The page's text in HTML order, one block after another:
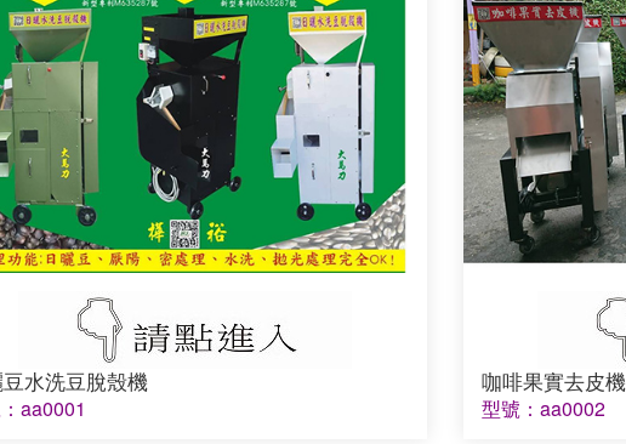
水洗豆脫殼機
aa0001
咖啡果實去皮機
型號：aa0002